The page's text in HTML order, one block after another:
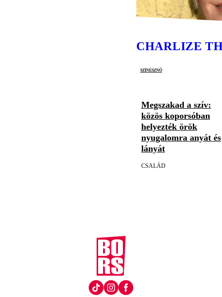
CHARLIZE
színésznő
Megszakad a szív:
közös koporsóban
helyezték örök
nyugalomra anyát és
lányát
CSALÁD